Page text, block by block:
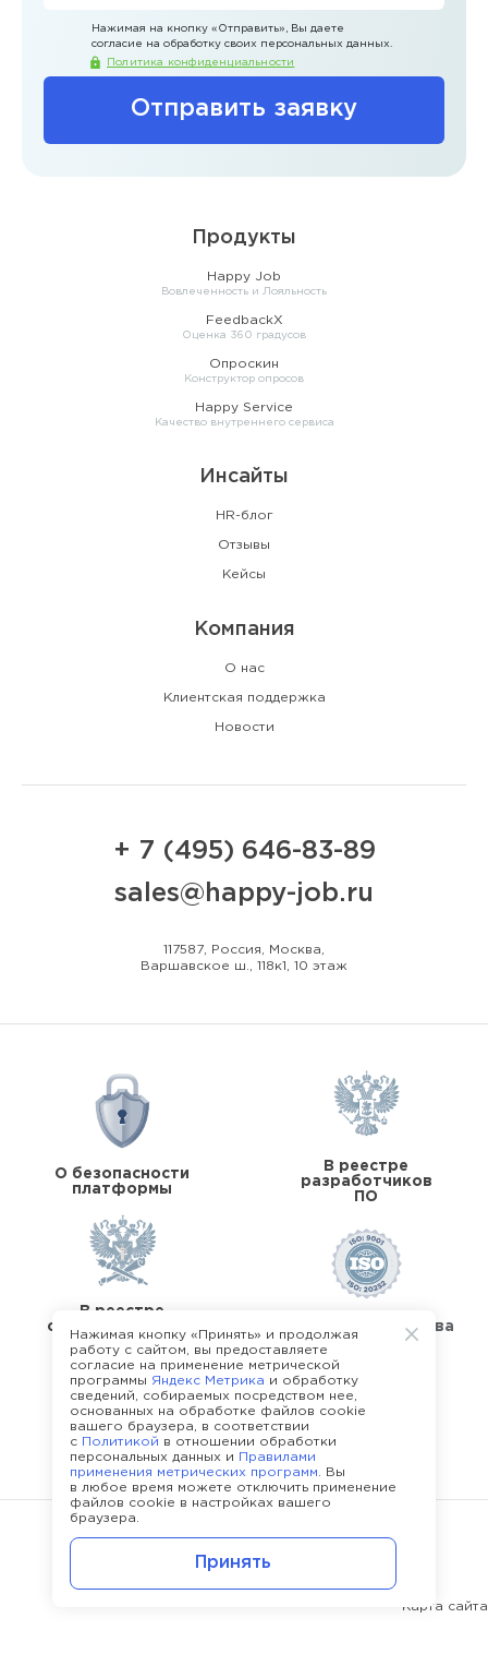
Отправить заявку
Нажимая на кнопку «Отправить» , Вы даете
согласие на обработку своих персональных данных.
Политика конфиденциальности
Продукты
Happy Job
Вовлеченность и Лояльность
FeedbackX
Оценка 360 градусов
Опроскин
Конструктор опросов
Happy Service
Качество внутреннего сервиса
Инсайты
HR-блог
Отзывы
Кейсы
Компания
О нас
Клиентская поддержка
Новости
+ 7 (495) 646-83-89
sales@happy-job.ru
117587, Россия, Москва,
Варшавское ш., 118к1, 10 этаж
О безопасности
платформы
В реестре
разработчиков
ПО
В реестре
операторов перс.
данных
Стандарты качества
О команде Happy Job
©2013 - 2026.
Политика конфиденциальности
Карта сайта
Нажимая кнопку «Принять» и продолжая
работу с сайтом, вы предоставляете
согласие на применение метрической
программы Яндекс Метрика и обработку
сведений, собираемых посредством нее,
основанных на обработке файлов cookie
вашего браузера, в соответствии
с Политикой в отношении обработки
персональных данных и
Правилами
применения метрических программ . Вы
в любое время можете отключить применение
файлов cookie в настройках вашего
браузера.
Принять